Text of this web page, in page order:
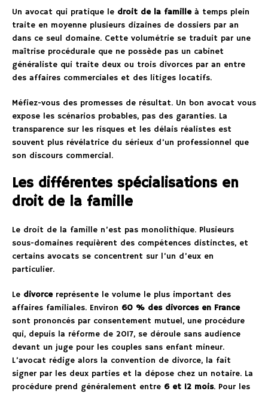
Un avocat qui pratique le droit de la familleà temps plein
traite en moyenne plusieurs dizaines de dossiers par an
dans ce seul domaine. Cette volumétrie se traduit par une
maîtrise procédurale que ne possède pas un cabinet
généraliste qui traite deux ou trois divorces par an entre
des affaires commerciales et des litiges locatifs.
Méfiez-vous des promesses de résultat. Un bon avocat vous
expose les scénarios probables, pas des garanties. La
transparence sur les risques et les délais réalistes est
souvent plus révélatrice du sérieux d’un professionnel que
son discours commercial.
Les différentes spécialisations en
droit de la famille
Le droit de la famille n’est pas monolithique. Plusieurs
sous-domaines requièrent des compétences distinctes, et
certains avocats se concentrent sur l’un d’eux en
particulier.
Le divorcereprésente le volume le plus important des
affaires familiales. Environ 60 % des divorces en France
sont prononcés par consentement mutuel, une procédure
qui, depuis la réforme de 2017, se déroule sans audience
devant un juge pour les couples sans enfant mineur.
L’avocat rédige alors la convention de divorce, la fait
signer par les deux parties et la dépose chez un notaire. La
procédure prend généralement entre 6 et 12 mois. Pour les